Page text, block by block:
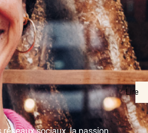
sociaux, la passion
Lire